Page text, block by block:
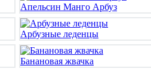
Апельсин Манго Арбуз
Арбузные леденцы
Банановая жвачка